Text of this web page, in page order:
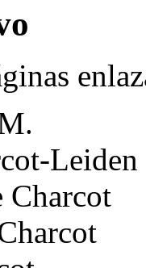
Leiden
Charcot